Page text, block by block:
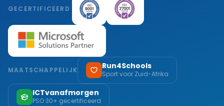
GECERTIFICEERD
MAATSCHAPPELIJK Run4Schools
Sport voor Zuid-Afrika
ICTvanafmorgen
PSO 30+ gecertificeerd